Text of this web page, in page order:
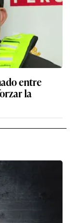
entre
la